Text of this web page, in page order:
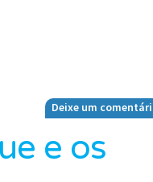
Deixe um
e os